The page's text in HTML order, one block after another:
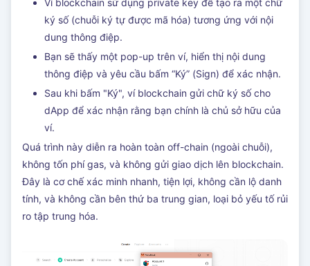
Ví blockchain sử dụng private key để tạo ra một chữ
ký số (chuỗi ký tự được mã hóa) tương ứng với nội
dung thông điệp.
Bạn sẽ thấy một pop-up trên ví, hiển thị nội dung
thông điệp và yêu cầu bấm “Ký” (Sign) để xác nhận.
Sau khi bấm "Ký", ví blockchain gửi chữ ký số cho
dApp để xác nhận rằng bạn chính là chủ sở hữu của
ví.
Quá trình này diễn ra hoàn toàn off-chain (ngoài chuỗi),
không tốn phí gas, và không gửi giao dịch lên blockchain.
Đây là cơ chế xác minh nhanh, tiện lợi, không cần lộ danh
tính, và không cần bên thứ ba trung gian, loại bỏ yếu tố rủi
ro tập trung hóa.